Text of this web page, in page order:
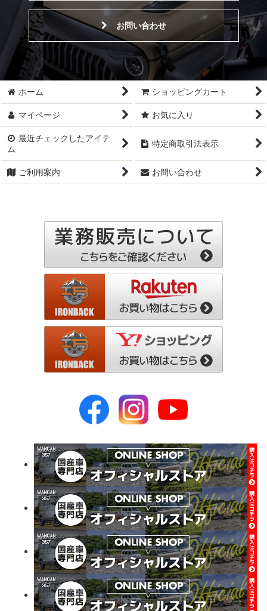
80-ランドクルーザー
お問い合わせ
ホーム ショッピングカート
マイページ お気に入り
最近チェックしたアイテ
ム
特定商取引法表示
ご利用案内 お問い合わせ